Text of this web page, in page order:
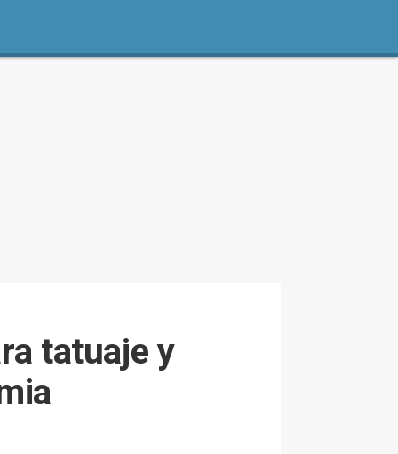
tatuaje y